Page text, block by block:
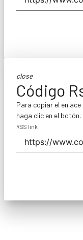
close
Código
Para copiar el
haga clic en el botón.
RSS link